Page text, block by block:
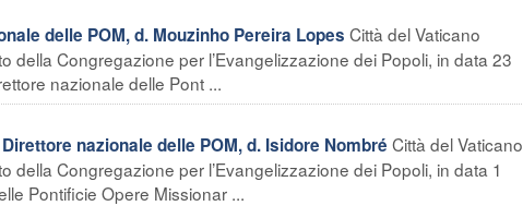
delle POM, d. Mouzinho Pereira Lopes Città del Vaticano
della Congregazione per l’Evangelizzazione dei Popoli, in data 23
nazionale delle Pont ...
nazionale delle POM, d. Isidore Nombré Città del Vaticano
della Congregazione per l’Evangelizzazione dei Popoli, in data 1
Pontificie Opere Missionar ...